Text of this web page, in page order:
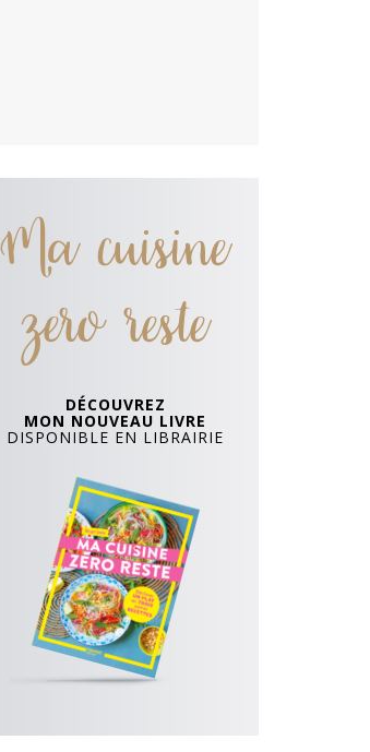
Ma cuisine
zero reste
DÉCOUVREZ
MON NOUVEAU LIVRE
DISPONIBLE EN LIBRAIRIE